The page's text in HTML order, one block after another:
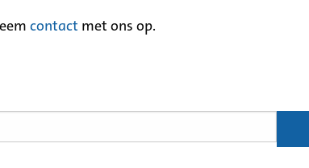
contact met ons op.